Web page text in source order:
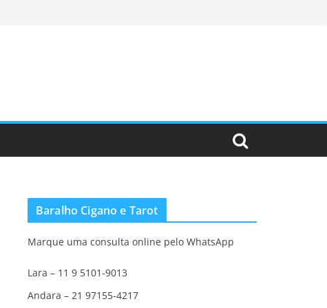
Baralho Cigano e Tarot
Marque uma consulta online pelo WhatsApp
Lara – 11 9 5101-9013
Andara – 21 97155-4217